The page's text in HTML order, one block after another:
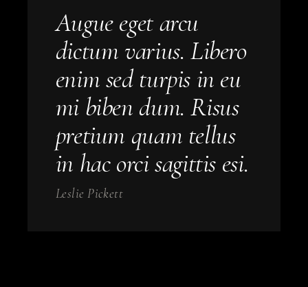
Augue eget arcu
dictum varius. Libero
enim sed turpis in eu
mi biben dum. Risus
pretium quam tellus
in hac orci sagittis esi.
Leslie Pickett